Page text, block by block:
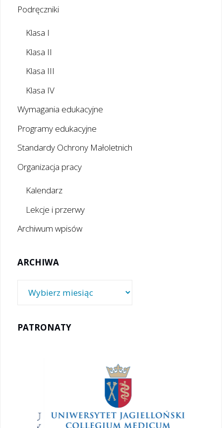
Podręczniki
Klasa I
Klasa II
Klasa III
Klasa IV
Wymagania edukacyjne
Programy edukacyjne
Standardy Ochrony Małoletnich
Organizacja pracy
Kalendarz
Lekcje i przerwy
Archiwum wpisów
ARCHIWA
PATRONATY